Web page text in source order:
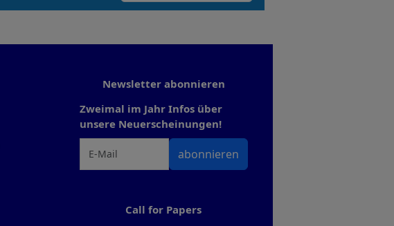
Newsletter abonnieren
Zweimal im Jahr Infos über
unsere Neuerscheinungen!
abonnieren
Call for Papers